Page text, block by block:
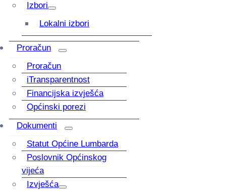
Izbori
Lokalni izbori
Proračun
Proračun
iTransparentnost
Financijska izvješća
Općinski porezi
Dokumenti
Statut Općine Lumbarda
Poslovnik Općinskog
vijeća
Izvješća